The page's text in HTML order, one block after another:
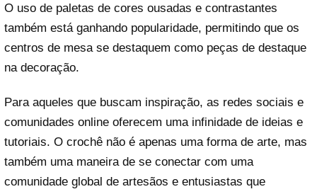
O uso de paletas de cores ousadas e contrastantes
também está ganhando popularidade, permitindo que os
centros de mesa se destaquem como peças de destaque
na decoração.
Para aqueles que buscam inspiração, as redes sociais e
comunidades online oferecem uma infinidade de ideias e
tutoriais. O crochê não é apenas uma forma de arte, mas
também uma maneira de se conectar com uma
comunidade global de artesãos e entusiastas que